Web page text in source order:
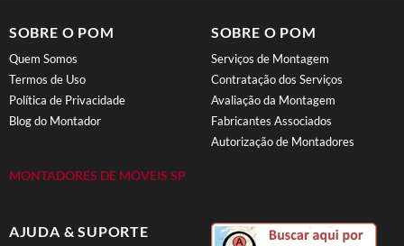
SOBRE O POM
Quem Somos
Termos de Uso
Política de Privacidade
Blog do Montador
MONTADORES DE MÓVEIS SP
SOBRE O POM
Serviços de Montagem
Contratação dos Serviços
Avaliação da Montagem
Fabricantes Associados
Autorização de Montadores
AJUDA & SUPORTE